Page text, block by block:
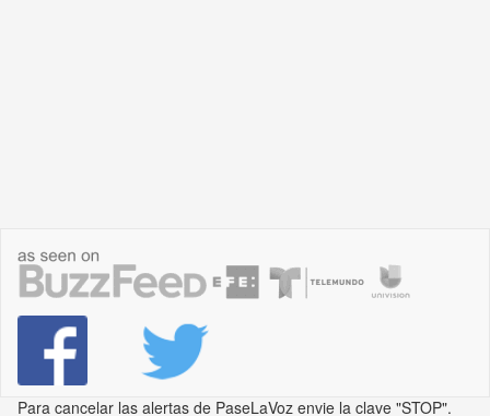
Para cancelar las alertas de PaseLaVoz envie la clave "STOP".